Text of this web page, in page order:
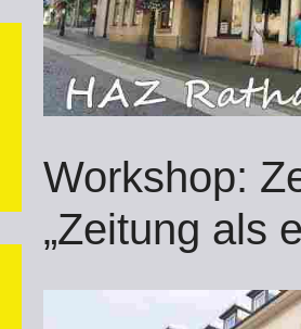
Workshop:
„Zeitung als